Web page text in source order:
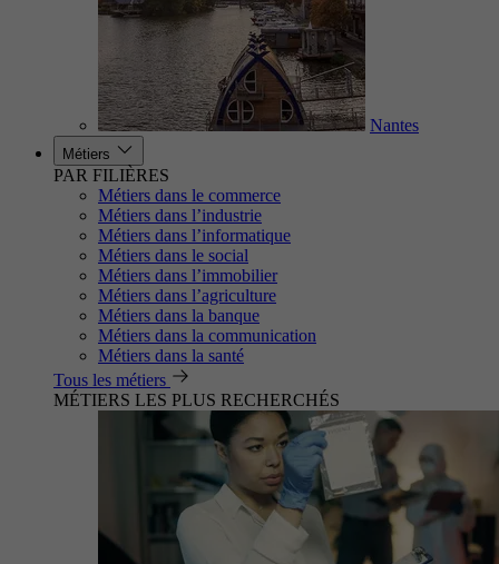
Nantes
Métiers
PAR FILIÈRES
Métiers dans le commerce
Métiers dans l’industrie
Métiers dans l’informatique
Métiers dans le social
Métiers dans l’immobilier
Métiers dans l’agriculture
Métiers dans la banque
Métiers dans la communication
Métiers dans la santé
Tous les métiers
MÉTIERS LES PLUS RECHERCHÉS